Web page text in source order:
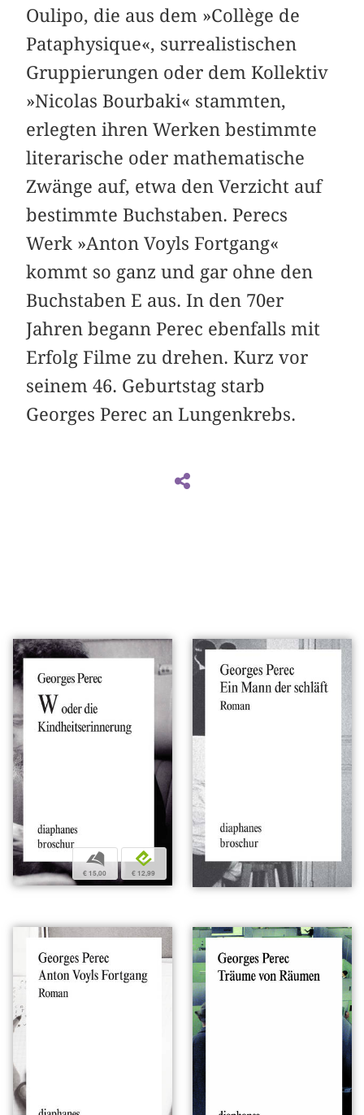
Oulipo, die aus dem »Collège de
Pataphysique«, surrealistischen
Gruppierungen oder dem Kollektiv
»Nicolas Bourbaki« stammten,
erlegten ihren Werken bestimmte
literarische oder mathematische
Zwänge auf, etwa den Verzicht auf
bestimmte Buchstaben. Perecs
Werk »Anton Voyls Fortgang«
kommt so ganz und gar ohne den
Buchstaben E aus. In den 70er
Jahren begann Perec ebenfalls mit
Erfolg Filme zu drehen. Kurz vor
seinem 46. Geburtstag starb
Georges Perec an Lungenkrebs.
b
€ 15,00
e
€ 12,99